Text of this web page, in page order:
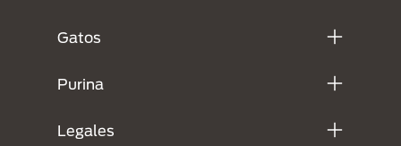
Gatos
Purina
Legales